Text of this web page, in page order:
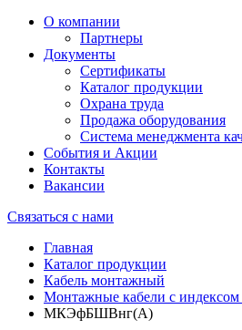
О компании
Партнеры
Документы
Сертификаты
Каталог продукции
Охрана труда
Продажа оборудования
Система менеджмента
События и Акции
Контакты
Вакансии
Связаться с нами
Главная
Каталог продукции
Кабель монтажный
Монтажные кабели с
МКЭфБШВнг(А)